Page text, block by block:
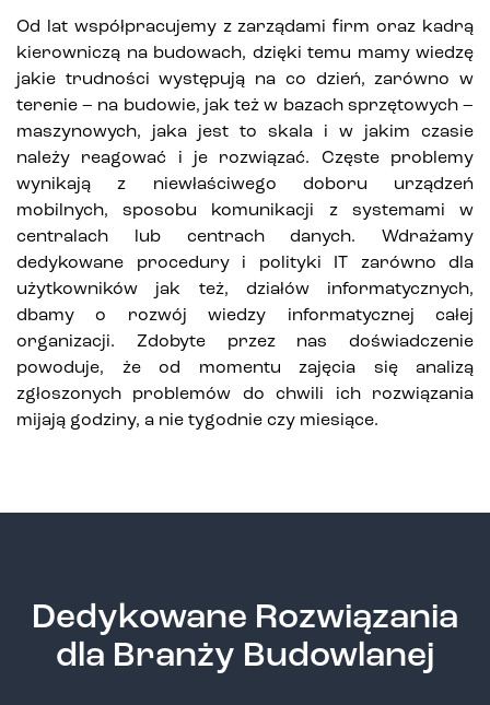
Od lat współpracujemy z zarządami firm oraz kadrą
kierowniczą na budowach, dzięki temu mamy wiedzę
jakie trudności występują na co dzień, zarówno w
terenie – na budowie, jak też w bazach sprzętowych –
maszynowych, jaka jest to skala i w jakim czasie
należy reagować i je rozwiązać. Częste problemy
wynikają z niewłaściwego doboru urządzeń
mobilnych, sposobu komunikacji z systemami w
centralach lub centrach danych. Wdrażamy
dedykowane procedury i polityki IT zarówno dla
użytkowników jak też, działów informatycznych,
dbamy o rozwój wiedzy informatycznej całej
organizacji. Zdobyte przez nas doświadczenie
powoduje, że od momentu zajęcia się analizą
zgłoszonych problemów do chwili ich rozwiązania
mijają godziny, a nie tygodnie czy miesiące.
Dedykowane Rozwiązania
dla Branży Budowlanej